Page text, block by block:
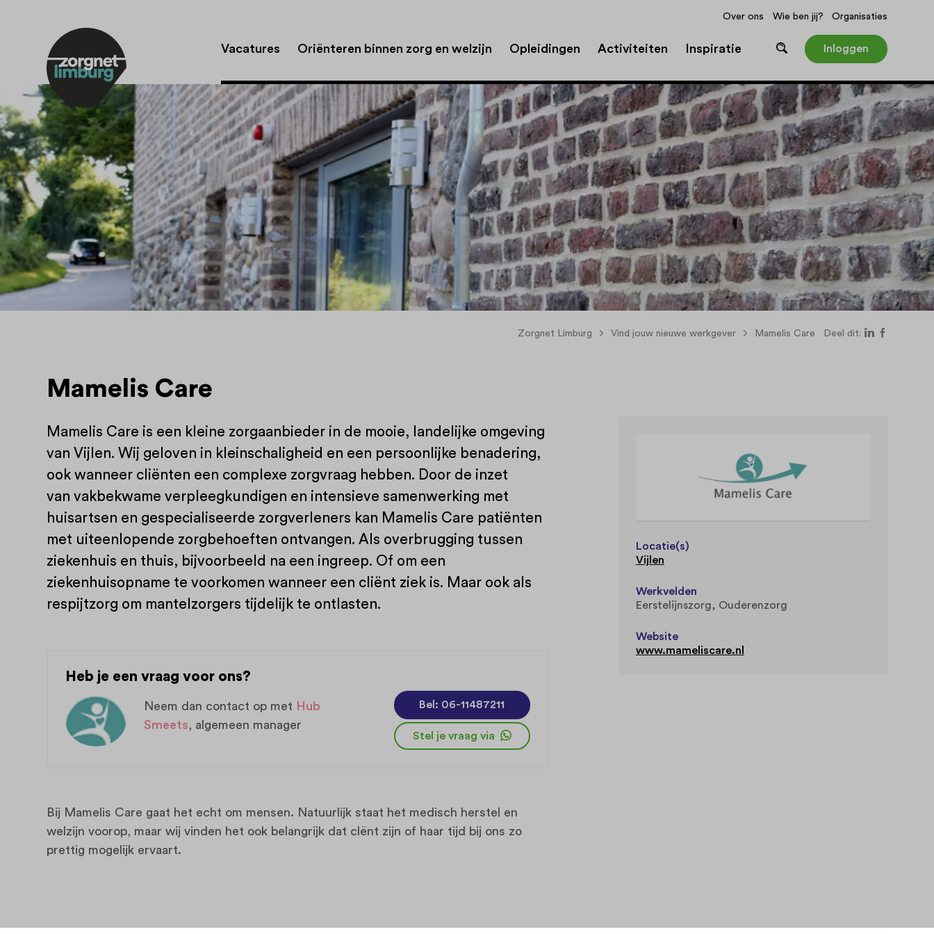
Over ons Wie ben jij? Organisaties
Vacatures Oriënteren binnen zorg en welzijn Opleidingen Activiteiten Inspiratie Inloggen
Zorgnet Limburg Vind jouw nieuwe werkgever Mamelis Care Deel dit:
Mamelis Care
Mamelis Care is een kleine zorgaanbieder in de mooie, landelijke omgeving
van Vijlen. Wij geloven in kleinschaligheid en een persoonlijke benadering,
ook wanneer cliënten een complexe zorgvraag hebben. Door de inzet
van vakbekwame verpleegkundigen en intensieve samenwerking met
huisartsen en gespecialiseerde zorgverleners kan Mamelis Care patiënten
met uiteenlopende zorgbehoeften ontvangen. Als overbrugging tussen
ziekenhuis en thuis, bijvoorbeeld na een ingreep. Of om een
ziekenhuisopname te voorkomen wanneer een cliënt ziek is. Maar ook als
respijtzorg om mantelzorgers tijdelijk te ontlasten.
Heb je een vraag voor ons?
Neem dan contact op met Hub
Smeets, algemeen manager
Bel: 06-11487211
Stel je vraag via
Bij Mamelis Care gaat het echt om mensen. Natuurlijk staat het medisch herstel en
welzijn voorop, maar wij vinden het ook belangrijk dat clënt zijn of haar tijd bij ons zo
prettig mogelijk ervaart.
Locatie(s)
Vijlen
Werkvelden
Eerstelijnszorg
Ouderenzorg
Website
www.mameliscare.nl